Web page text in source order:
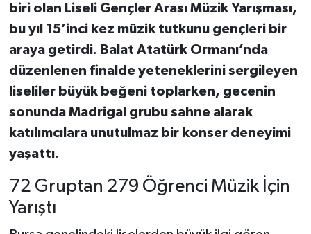
biri olan Liseli Gençler Arası Müzik Yarışması,
bu yıl 15’inci kez müzik tutkunu gençleri bir
araya getirdi. Balat Atatürk Ormanı’nda
düzenlenen finalde yeteneklerini sergileyen
liseliler büyük beğeni toplarken, gecenin
sonunda Madrigal grubu sahne alarak
katılımcılara unutulmaz bir konser deneyimi
yaşattı.
72 Gruptan 279 Öğrenci Müzik İçin
Yarıştı